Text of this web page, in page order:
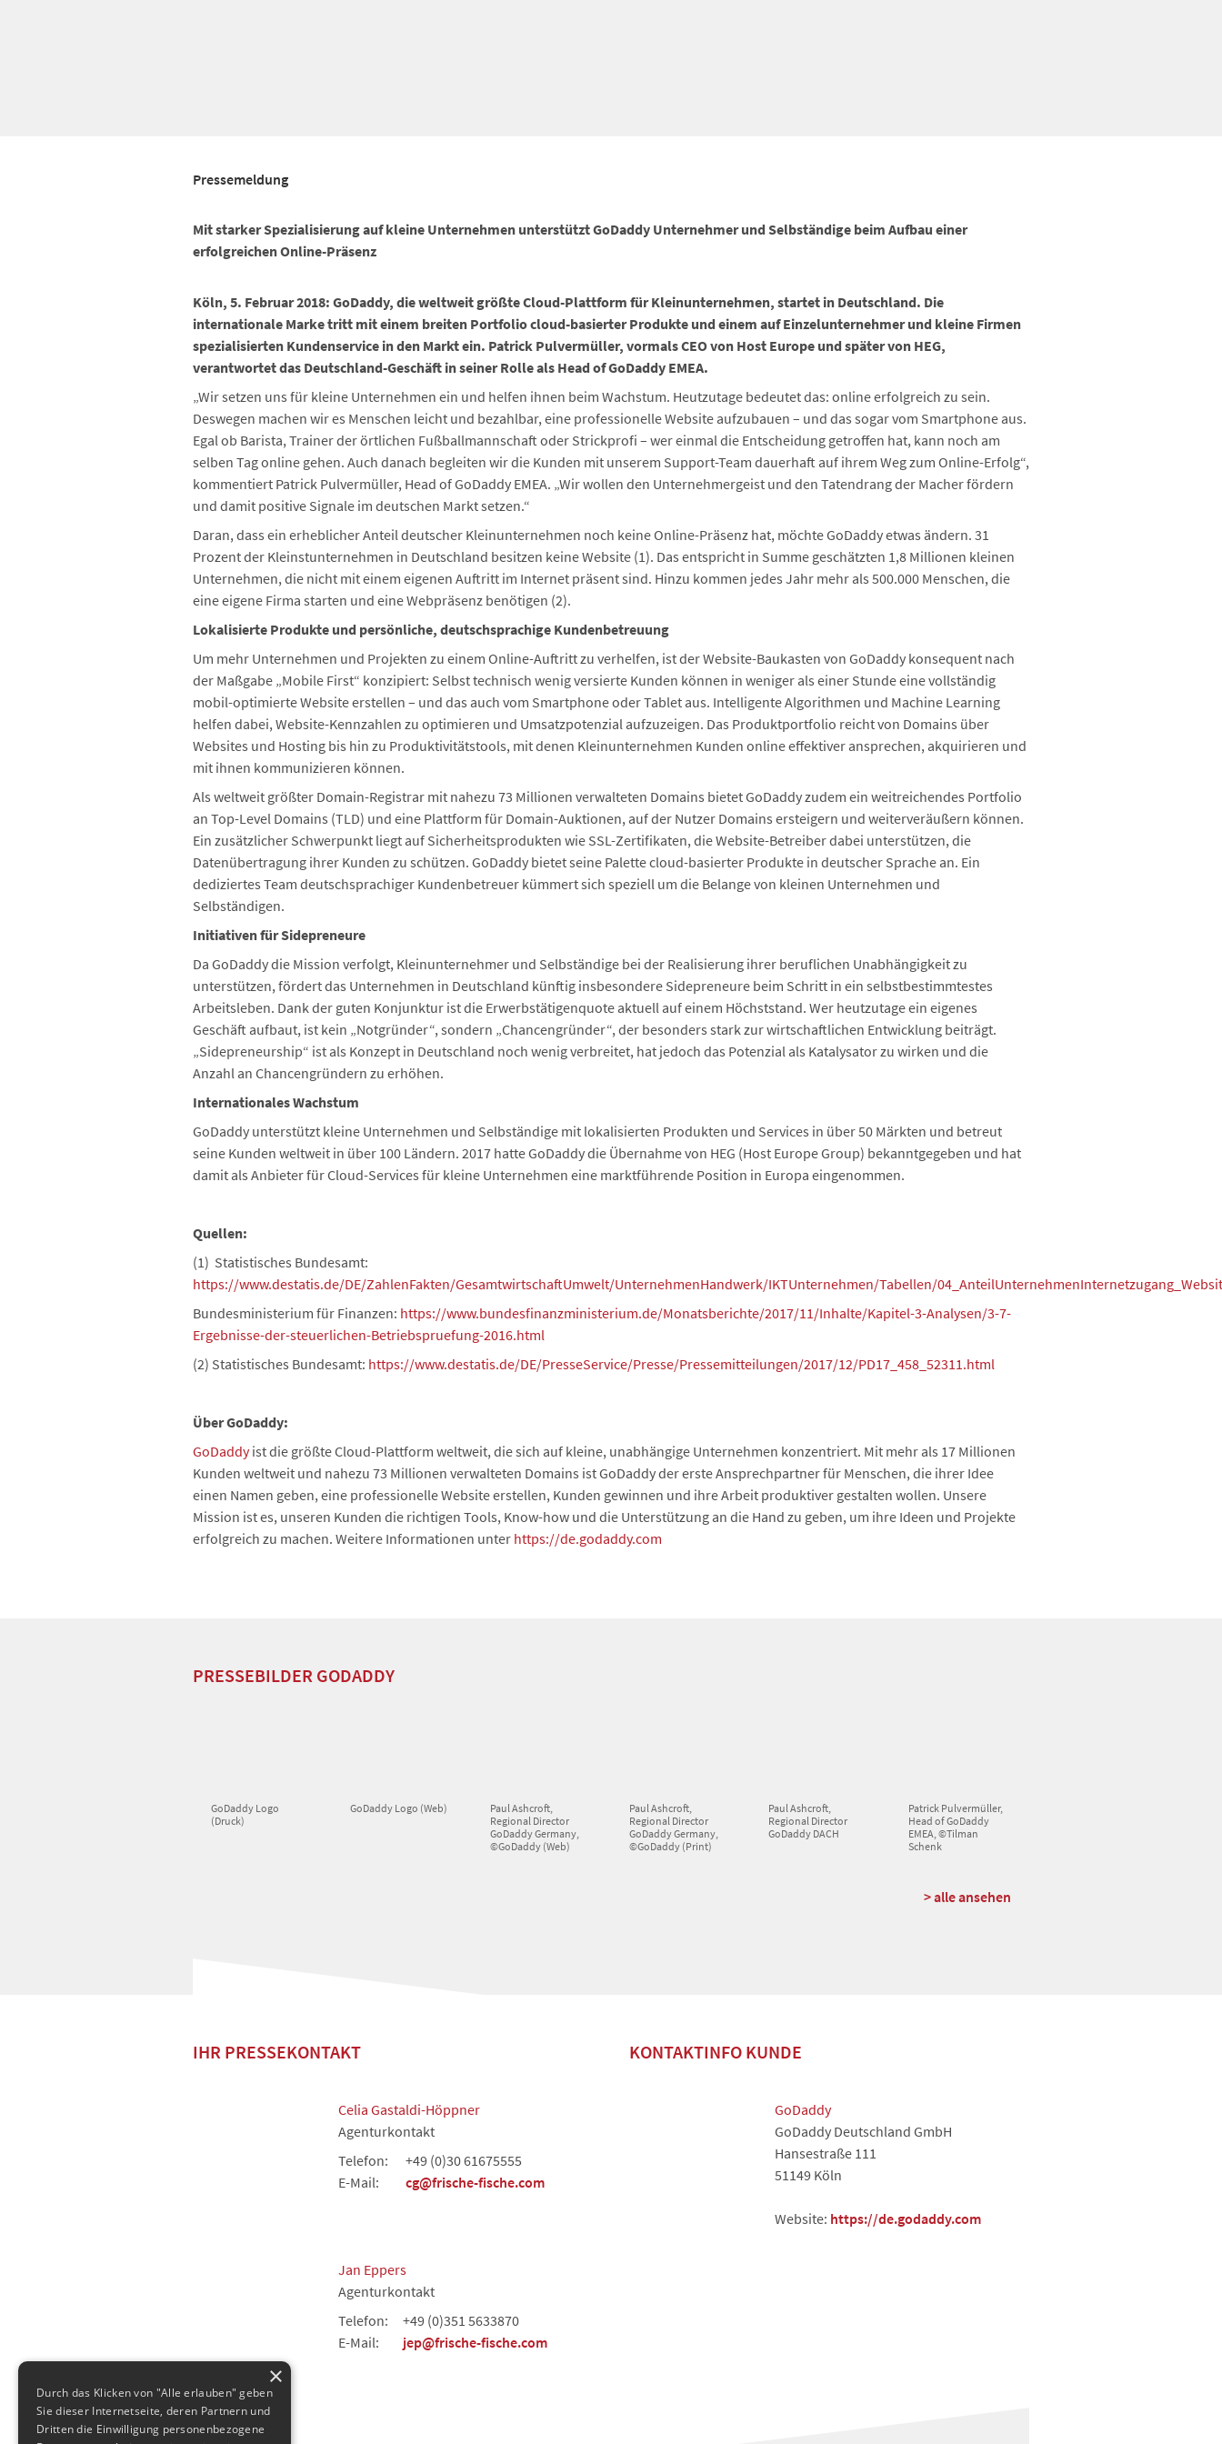
Pressemeldung
Mit starker Spezialisierung auf kleine Unternehmen unterstützt GoDaddy Unternehmer und Selbständige beim Aufbau einer
erfolgreichen Online-Präsenz
Köln, 5. Februar 2018: GoDaddy, die weltweit größte Cloud-Plattform für Kleinunternehmen, startet in Deutschland. Die
internationale Marke tritt mit einem breiten Portfolio cloud-basierter Produkte und einem auf Einzelunternehmer und kleine Firmen
spezialisierten Kundenservice in den Markt ein. Patrick Pulvermüller, vormals CEO von Host Europe und später von HEG,
verantwortet das Deutschland-Geschäft in seiner Rolle als Head of GoDaddy EMEA.
„Wir setzen uns für kleine Unternehmen ein und helfen ihnen beim Wachstum. Heutzutage bedeutet das: online erfolgreich zu sein.
Deswegen machen wir es Menschen leicht und bezahlbar, eine professionelle Website aufzubauen – und das sogar vom Smartphone aus.
Egal ob Barista, Trainer der örtlichen Fußballmannschaft oder Strickprofi – wer einmal die Entscheidung getroffen hat, kann noch am
selben Tag online gehen. Auch danach begleiten wir die Kunden mit unserem Support-Team dauerhaft auf ihrem Weg zum Online-Erfolg“,
kommentiert Patrick Pulvermüller, Head of GoDaddy EMEA. „Wir wollen den Unternehmergeist und den Tatendrang der Macher fördern
und damit positive Signale im deutschen Markt setzen.“
Daran, dass ein erheblicher Anteil deutscher Kleinunternehmen noch keine Online-Präsenz hat, möchte GoDaddy etwas ändern. 31
Prozent der Kleinstunternehmen in Deutschland besitzen keine Website (1). Das entspricht in Summe geschätzten 1,8 Millionen kleinen
Unternehmen, die nicht mit einem eigenen Auftritt im Internet präsent sind. Hinzu kommen jedes Jahr mehr als 500.000 Menschen, die
eine eigene Firma starten und eine Webpräsenz benötigen (2).
Lokalisierte Produkte und persönliche, deutschsprachige Kundenbetreuung
Um mehr Unternehmen und Projekten zu einem Online-Auftritt zu verhelfen, ist der Website-Baukasten von GoDaddy konsequent nach
der Maßgabe „Mobile First“ konzipiert: Selbst technisch wenig versierte Kunden können in weniger als einer Stunde eine vollständig
mobil-optimierte Website erstellen – und das auch vom Smartphone oder Tablet aus. Intelligente Algorithmen und Machine Learning
helfen dabei, Website-Kennzahlen zu optimieren und Umsatzpotenzial aufzuzeigen. Das Produktportfolio reicht von Domains über
Websites und Hosting bis hin zu Produktivitätstools, mit denen Kleinunternehmen Kunden online effektiver ansprechen, akquirieren und
mit ihnen kommunizieren können.
Als weltweit größter Domain-Registrar mit nahezu 73 Millionen verwalteten Domains bietet GoDaddy zudem ein weitreichendes Portfolio
an Top-Level Domains (TLD) und eine Plattform für Domain-Auktionen, auf der Nutzer Domains ersteigern und weiterveräußern können.
Ein zusätzlicher Schwerpunkt liegt auf Sicherheitsprodukten wie SSL-Zertifikaten, die Website-Betreiber dabei unterstützen, die
Datenübertragung ihrer Kunden zu schützen. GoDaddy bietet seine Palette cloud-basierter Produkte in deutscher Sprache an. Ein
dediziertes Team deutschsprachiger Kundenbetreuer kümmert sich speziell um die Belange von kleinen Unternehmen und
Selbständigen.
Initiativen für Sidepreneure
Da GoDaddy die Mission verfolgt, Kleinunternehmer und Selbständige bei der Realisierung ihrer beruflichen Unabhängigkeit zu
unterstützen, fördert das Unternehmen in Deutschland künftig insbesondere Sidepreneure beim Schritt in ein selbstbestimmtestes
Arbeitsleben. Dank der guten Konjunktur ist die Erwerbstätigenquote aktuell auf einem Höchststand. Wer heutzutage ein eigenes
Geschäft aufbaut, ist kein „Notgründer“, sondern „Chancengründer“, der besonders stark zur wirtschaftlichen Entwicklung beiträgt.
„Sidepreneurship“ ist als Konzept in Deutschland noch wenig verbreitet, hat jedoch das Potenzial als Katalysator zu wirken und die
Anzahl an Chancengründern zu erhöhen.
Internationales Wachstum
GoDaddy unterstützt kleine Unternehmen und Selbständige mit lokalisierten Produkten und Services in über 50 Märkten und betreut
seine Kunden weltweit in über 100 Ländern. 2017 hatte GoDaddy die Übernahme von HEG (Host Europe Group) bekanntgegeben und hat
damit als Anbieter für Cloud-Services für kleine Unternehmen eine marktführende Position in Europa eingenommen.
Quellen:
(1) Statistisches Bundesamt:
https://www.destatis.de/DE/ZahlenFakten/GesamtwirtschaftUmwelt/UnternehmenHandwerk/IKTUnternehmen/Tabellen/
Bundesministerium für Finanzen: https://www.bundesfinanzministerium.de/Monatsberichte/2017/11/Inhalte/Kapitel-3-Analysen/3-7-
Ergebnisse-der-steuerlichen-Betriebspruefung-2016.html
(2) Statistisches Bundesamt: https://www.destatis.de/DE/PresseService/Presse/Pressemitteilungen/2017/12/PD17_458_52311.html
Über GoDaddy:
GoDaddyist die größte Cloud-Plattform weltweit, die sich auf kleine, unabhängige Unternehmen konzentriert. Mit mehr als 17 Millionen
Kunden weltweit und nahezu 73 Millionen verwalteten Domains ist GoDaddy der erste Ansprechpartner für Menschen, die ihrer Idee
einen Namen geben, eine professionelle Website erstellen, Kunden gewinnen und ihre Arbeit produktiver gestalten wollen. Unsere
Mission ist es, unseren Kunden die richtigen Tools, Know-how und die Unterstützung an die Hand zu geben, um ihre Ideen und Projekte
erfolgreich zu machen. Weitere Informationen unter https://de.godaddy.com
PRESSEBILDER GODADDY
GoDaddy Logo
(Druck)
GoDaddy Logo (Web)
Paul Ashcroft,
Regional Director
GoDaddy Germany,
©GoDaddy (Web)
Paul Ashcroft,
Regional Director
GoDaddy Germany,
©GoDaddy (Print)
Paul Ashcroft,
Regional Director
GoDaddy DACH
Patrick Pulvermüller,
Head of GoDaddy
EMEA, ©Tilman
Schenk
> alle ansehen
IHR PRESSEKONTAKT
Celia Gastaldi-Höppner
Agenturkontakt
Telefon:
+49 (0)30 61675555
E-Mail:
cg@frische-fische.com
Jan Eppers
Agenturkontakt
Telefon:
+49 (0)351 5633870
E-Mail:
jep@frische-fische.com
KONTAKTINFO KUNDE
GoDaddy
GoDaddy Deutschland GmbH
Hansestraße 111
51149 Köln
Website: https://de.godaddy.com
×
Durch das Klicken von "Alle erlauben" geben
Sie dieser Internetseite, deren Partnern und
Dritten die Einwilligung personenbezogene